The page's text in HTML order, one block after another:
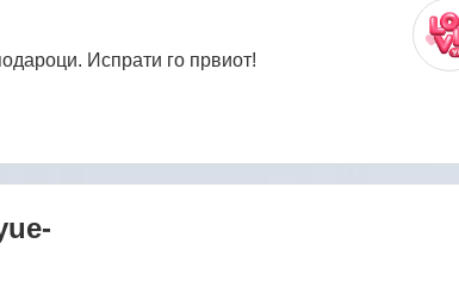
Испрати го првиот!